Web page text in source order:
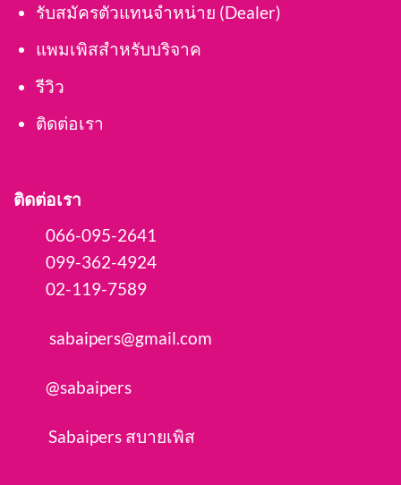
รับสมัครตัวแทนจำหน่าย (Dealer)
แพมเพิสสำหรับบริจาค
รีวิว
ติดต่อเรา
ติดต่อเรา
066-095-2641
099-362-4924
02-119-7589
sabaipers@gmail.com
@sabaipers
Sabaipers สบายเพิส